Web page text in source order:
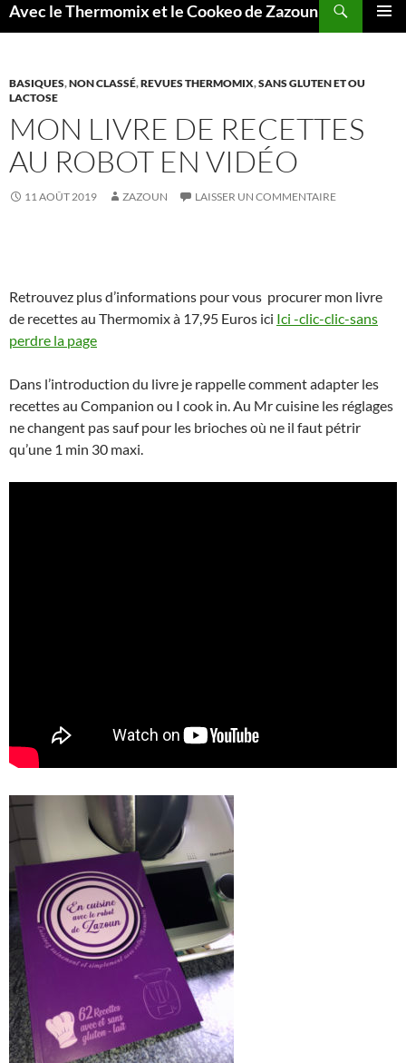
Avec le Thermomix et le Cookeo de Zazoun
BASIQUES,NON CLASSÉ,REVUES THERMOMIX,SANS GLUTEN ET OU
LACTOSE
MON LIVRE DE RECETTES
AU ROBOT EN VIDÉO
11 AOÛT 2019 ZAZOUN LAISSER UN COMMENTAIRE
Retrouvez plus d’informations pour vous procurer mon livre
de recettes au Thermomix à 17,95 Euros ici Ici -clic-clic-sans
perdre la page
Dans l’introduction du livre je rappelle comment adapter les
recettes au Companion ou I cook in. Au Mr cuisine les réglages
ne changent pas sauf pour les brioches où ne il faut pétrir
qu’une 1 min 30 maxi.